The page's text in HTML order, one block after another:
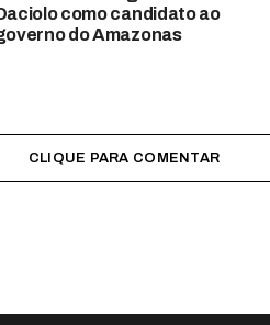
como candidato ao
do Amazonas
CLIQUE PARA COMENTAR